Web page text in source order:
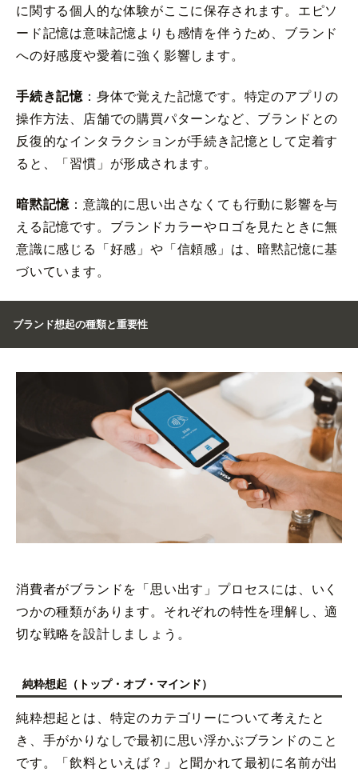
に関する個人的な体験がここに保存されます。エピソ
ード記憶は意味記憶よりも感情を伴うため、ブランド
への好感度や愛着に強く影響します。
手続き記憶 ：身体で覚えた記憶です。特定のアプリの
操作方法、店舗での購買パターンなど、ブランドとの
反復的なインタラクションが手続き記憶として定着す
ると、「習慣」が形成されます。
暗黙記憶 ：意識的に思い出さなくても行動に影響を与
える記憶です。ブランドカラーやロゴを見たときに無
意識に感じる「好感」や「信頼感」は、暗黙記憶に基
づいています。
ブランド想起の種類と重要性
消費者がブランドを「思い出す」プロセスには、いく
つかの種類があります。それぞれの特性を理解し、適
切な戦略を設計しましょう。
純粋想起（トップ・オブ・マインド）
純粋想起とは、特定のカテゴリーについて考えたと
き、手がかりなしで最初に思い浮かぶブランドのこと
です。「飲料といえば？」と聞かれて最初に名前が出